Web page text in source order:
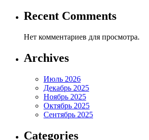
Recent Comments
Нет комментариев для просмотра.
Archives
Июль 2026
Декабрь 2025
Ноябрь 2025
Октябрь 2025
Сентябрь 2025
Categories